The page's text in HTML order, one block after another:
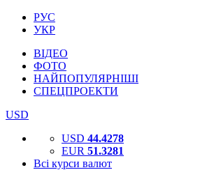
РУС
УКР
ВІДЕО
ФОТО
НАЙПОПУЛЯРНІШІ
СПЕЦПРОЕКТИ
USD
USD 44.4278
EUR 51.3281
Всі курси валют